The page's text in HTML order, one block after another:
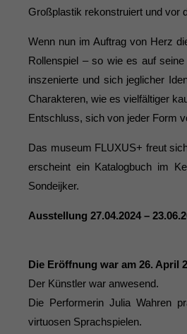
Großplastik rekonstruiert und vor
Wenn nun im Auftrag von Herz
Rollenspiel – so wie es auf
inszenierte und sich jeglicher
Charakteren, wie es vielfältiger
Entschluss, sich von jeder Form
Das museum FLUXUS+ freut
erscheint ein Katalogbuch im
Sondeijker.
Ausstellung 27.04.2024 –
Die Eröffnung war am 26. April
Der Künstler war anwesend.
Die Performerin Julia Wahren
virtuosen Sprachspielen.